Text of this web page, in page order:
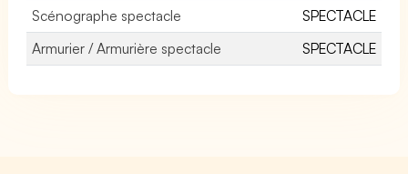
Scénographe spectacle
SPECTACLE
Armurier / Armurière spectacle
SPECTACLE